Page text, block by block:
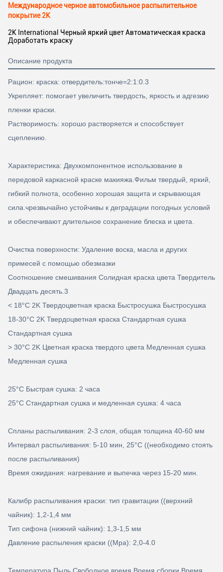
Международное черное автомобильное распылительное
покрытие 2K
2K International Черный яркий цвет Автоматическая краска
Доработать краску
Описание продукта
Рацион: краска: отвердитель:тонче=2:1:0.3
Укрепляет: помогает увеличить твердость, яркость и адгезию
пленки краски.
Растворимость: хорошо растворяется и способствует
сцеплению.
Характеристика: Двухкомпонентное использование в
передовой каркасной краске макияжа.Фильм твердый, яркий,
гибкий полнота, особенно хорошая защита и скрывающая
сила.чрезвычайно устойчивы к деградации погодных условий
и обеспечивают длительное сохранение блеска и цвета.
Очистка поверхности: Удаление воска, масла и других
примесей с помощью обезмазки
Соотношение смешивания Солидная краска цвета Твердитель
Двадцать десять.3
< 18°C 2K Твердоцветная краска Быстросушка Быстросушка
18-30°C 2K Твердоцветная краска Стандартная сушка
Стандартная сушка
> 30°C 2K Цветная краска твердого цвета Медленная сушка
Медленная сушка
25°C Быстрая сушка: 2 часа
25°C Стандартная сушка и медленная сушка: 4 часа
Спланы распыливания: 2-3 слоя, общая толщина 40-60 мм
Интервал распыливания: 5-10 мин, 25°C ((необходимо стоять
после распыливания)
Время ожидания: нагревание и выпечка через 15-20 мин.
Калибр распыливания краски: тип гравитации ((верхний
чайник): 1,2-1,4 мм
Тип сифона (нижний чайник): 1,3-1,5 мм
Давление распыления краски ((Mpa): 2,0-4.0